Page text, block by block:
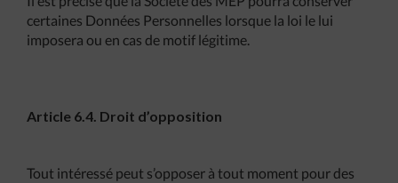
certaines Données Personnelles lorsque la loi le lui
imposera ou en cas de motif légitime.
Article 6.4. Droit d’opposition
Tout intéressé peut s’opposer à tout moment pour des